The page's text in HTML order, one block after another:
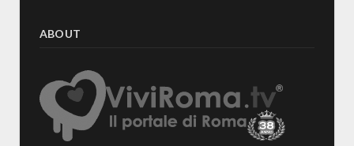
ABOUT